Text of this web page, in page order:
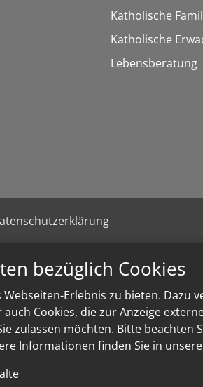
bezüglich Cookies
Erlebnis zu bieten. Dazu
Cookies, die zur Anzeige
zulassen möchten. Bitte
Informationen finden Sie in
Katholische
Katholische
Lebensberatung